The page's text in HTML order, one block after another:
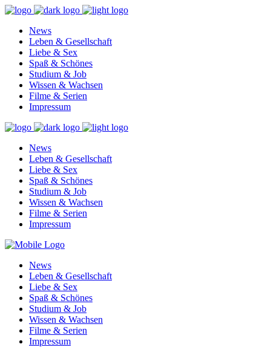
News
Leben & Gesellschaft
Liebe & Sex
Spaß & Schönes
Studium & Job
Wissen & Wachsen
Filme & Serien
Impressum
News
Leben & Gesellschaft
Liebe & Sex
Spaß & Schönes
Studium & Job
Wissen & Wachsen
Filme & Serien
Impressum
News
Leben & Gesellschaft
Liebe & Sex
Spaß & Schönes
Studium & Job
Wissen & Wachsen
Filme & Serien
Impressum